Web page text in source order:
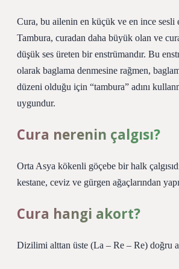
Cura, bu ailenin en küçük ve en ince sesli
Tambura, curadan daha büyük olan ve
düşük ses üreten bir enstrümandır. Bu
olarak baglama denmesine rağmen,
düzeni olduğu için “tambura” adını
uygundur.
Cura nerenin çalgısı?
Orta Asya kökenli göçebe bir halk
kestane, ceviz ve gürgen ağaçlarından
Cura hangi akort?
Dizilimi alttan üste (La – Re – Re) doğru